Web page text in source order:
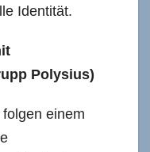
Identität.
Polysius)
einem